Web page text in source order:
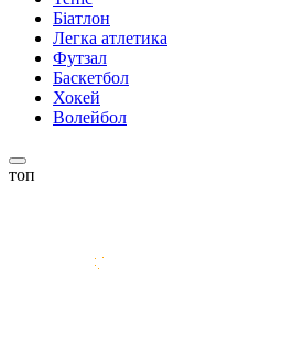
Біатлон
Легка атлетика
Футзал
Баскетбол
Хокей
Волейбол
топ